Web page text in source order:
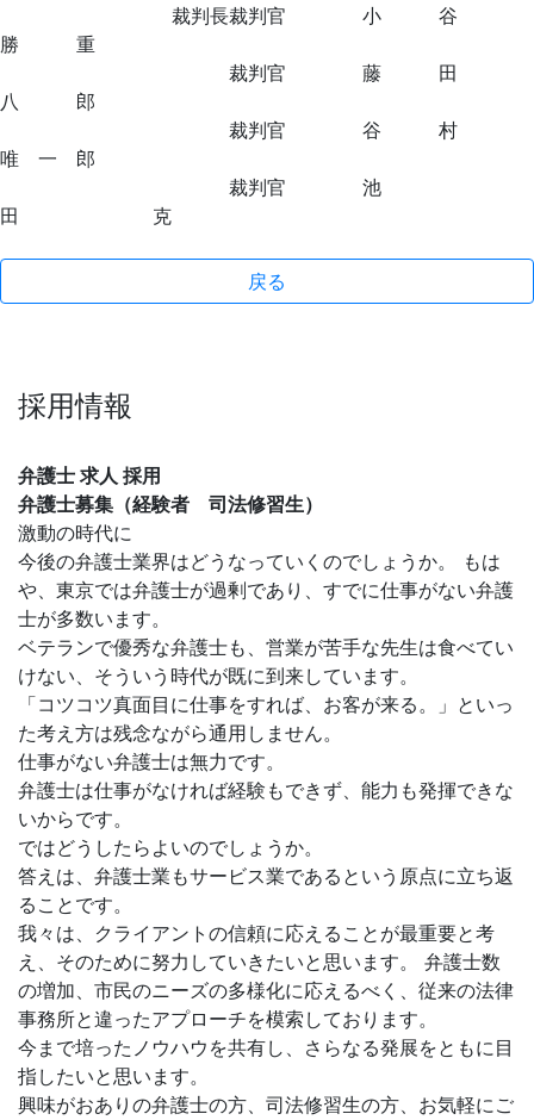
裁判長裁判官 小 谷
勝 重
裁判官 藤 田
八 郎
裁判官 谷 村
唯 一 郎
裁判官 池
田 克
戻る
採用情報
弁護士 求人 採用
弁護士募集（経験者 司法修習生）
激動の時代に
今後の弁護士業界はどうなっていくのでしょうか。 もは
や、東京では弁護士が過剰であり、すでに仕事がない弁護
士が多数います。
ベテランで優秀な弁護士も、営業が苦手な先生は食べてい
けない、そういう時代が既に到来しています。
「コツコツ真面目に仕事をすれば、お客が来る。」といっ
た考え方は残念ながら通用しません。
仕事がない弁護士は無力です。
弁護士は仕事がなければ経験もできず、能力も発揮できな
いからです。
ではどうしたらよいのでしょうか。
答えは、弁護士業もサービス業であるという原点に立ち返
ることです。
我々は、クライアントの信頼に応えることが最重要と考
え、そのために努力していきたいと思います。 弁護士数
の増加、市民のニーズの多様化に応えるべく、従来の法律
事務所と違ったアプローチを模索しております。
今まで培ったノウハウを共有し、さらなる発展をともに目
指したいと思います。
興味がおありの弁護士の方、司法修習生の方、お気軽にご